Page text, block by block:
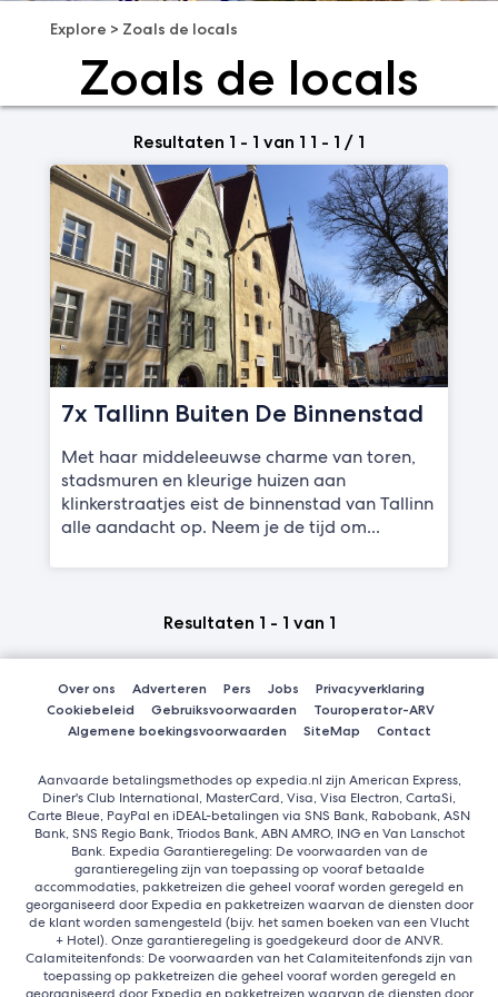
Explore > Zoals de locals
Zoals de locals
Resultaten 1 - 1 van 1 1 - 1 / 1
7x Tallinn Buiten De Binnenstad
Met haar middeleeuwse charme van toren,
stadsmuren en kleurige huizen aan
klinkerstraatjes eist de binnenstad van Tallinn
alle aandacht op. Neem je de tijd om...
Resultaten 1 - 1 van 1
Over ons Adverteren Pers Jobs
Privacyverklaring
Cookiebeleid
Gebruiksvoorwaarden
Touroperator-ARV
Algemene boekingsvoorwaarden
SiteMap Contact
Aanvaarde betalingsmethodes op expedia.nl zijn American Express,
Diner's Club International, MasterCard, Visa, Visa Electron, CartaSi,
Carte Bleue, PayPal en iDEAL-betalingen via SNS Bank, Rabobank, ASN
Bank, SNS Regio Bank, Triodos Bank, ABN AMRO, ING en Van Lanschot
Bank. Expedia Garantieregeling: De voorwaarden van de
garantieregeling zijn van toepassing op vooraf betaalde
accommodaties, pakketreizen die geheel vooraf worden geregeld en
georganiseerd door Expedia en pakketreizen waarvan de diensten door
de klant worden samengesteld (bijv. het samen boeken van een Vlucht
+ Hotel). Onze garantieregeling is goedgekeurd door de ANVR.
Calamiteitenfonds: De voorwaarden van het Calamiteitenfonds zijn van
toepassing op pakketreizen die geheel vooraf worden geregeld en
georganiseerd door Expedia en pakketreizen waarvan de diensten door